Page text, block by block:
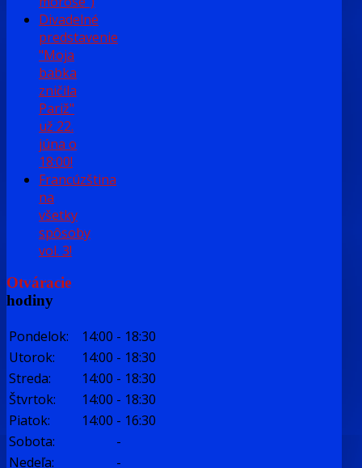
Divadelné
predstavenie
"Moja
babka
zničila
Pariž"
už 22.
júna o
18:00!
Francúzština
na
všetky
spôsoby
vol. 3!
Otváracie
hodiny
Pondelok: 14:00 - 18:30
Utorok:
14:00 - 18:30
Streda:
14:00 - 18:30
Štvrtok:
14:00 - 18:30
Piatok:
14:00 - 16:30
Sobota:
-
Nedeľa:
-